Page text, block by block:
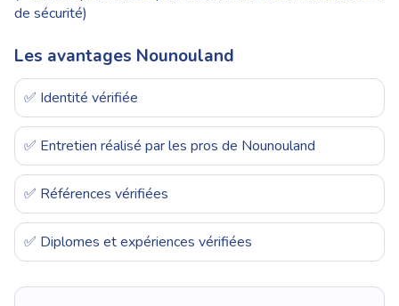
de sécurité)
Les avantages Nounouland
✅ Identité vérifiée
✅ Entretien réalisé par les pros de Nounouland
✅ Références vérifiées
✅ Diplomes et expériences vérifiées